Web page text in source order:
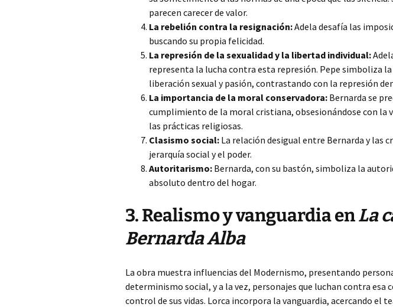
parecen carecer de valor.
La rebelión contra la resignación:Adela desafía las
buscando su propia felicidad.
La represión de la sexualidad y la libertad individual:
representa la lucha contra esta represión. Pepe simboliza la
liberación sexual y pasión, contrastando con la represión
La importancia de la moral conservadora: Bernarda se
cumplimiento de la moral cristiana, obsesionándose con la
las prácticas religiosas.
Clasismo social: La relación desigual entre Bernarda y las
jerarquía social y el poder.
Autoritarismo: Bernarda, con su bastón, simboliza la
absoluto dentro del hogar.
3. Realismo y vanguardia enLa
Bernarda Alba
La obra muestra influencias del Modernismo, presentando
determinismo social, y a la vez, personajes que luchan contra esa
control de sus vidas. Lorca incorpora la vanguardia, acercando el